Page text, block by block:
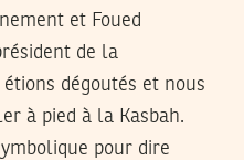
et Foued
de la
étions dégoutés et nous
à pied à la Kasbah.
pour dire